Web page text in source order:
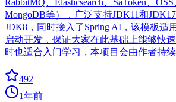
RabbitMQ、Elasticsearch、SaToken、
MongoDB等），广泛支持JDK11和
JDK8，同时接入了Spring AI，该模板适
启动开发，保证大家在此基础上能够快
时也适合入门学习，本项目会由作者持续
492
1年前